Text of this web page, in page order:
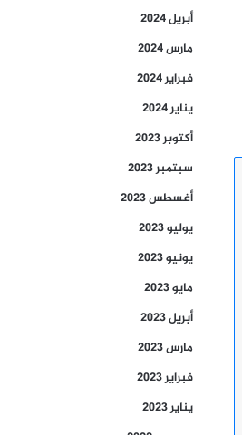
أبريل 2024
مارس 2024
فبراير 2024
يناير 2024
أكتوبر 2023
سبتمبر 2023
أغسطس 2023
يوليو 2023
يونيو 2023
مايو 2023
أبريل 2023
مارس 2023
فبراير 2023
يناير 2023